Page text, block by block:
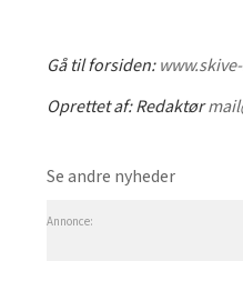
Gå til forsiden:
Oprettet af:Redaktør
Se andre nyheder
Annonce: